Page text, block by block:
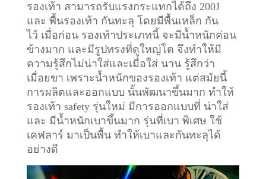
รองเท้า สามารถรับแรงกระแทกได้ถึง 200J
และ พื้นรองเท้า กันทะลุ โดยมีพื้นเหล็ก กัน
ไว้ เมื่อก่อน รองเท้าประเภทนี้ จะมีน้ำหนักค่อน
ข้างมาก และมีรูปทรงที่ดูใหญ่โต จึงทำให้มี
ความรู้สึกไม่น่าใส่และเมื่อใส่ นาน รู้สึกว่า
เมื่อยขา เพราะน้ำหนักของรองเท้า แต่สมัยนี้
การผลิตและออกแบบ นั้นพัฒนาขึ้นมาก ทำให้
รองเท้า safety รุ่นใหม่ มีการออกแบบที่ น่าใส่
และ มีน้ำหนักเบาขึ้นมาก รุ่นที่เบา พิเศษ ใช้
เคฟลาร์ มาเป็นพื้น ทำให้เบาและกันทะลุได้
อย่างดี